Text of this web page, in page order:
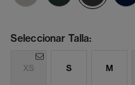
Seleccionar Talla:
XS S M